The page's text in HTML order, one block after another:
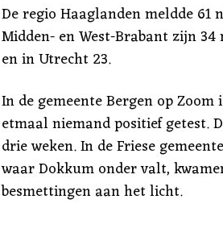
De regio Haaglanden meldde 61
Midden- en West-Brabant zijn
en in Utrecht 23.
In de gemeente Bergen op
etmaal niemand positief getest.
drie weken. In de Friese
waar Dokkum onder valt,
besmettingen aan het licht.